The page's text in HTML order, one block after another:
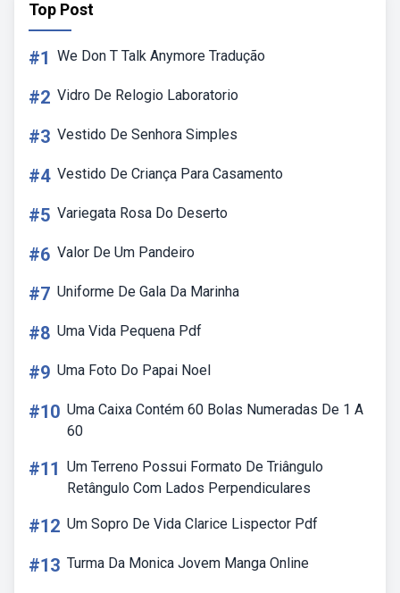
Top Post
#1 We Don T Talk Anymore Tradução
#2 Vidro De Relogio Laboratorio
#3 Vestido De Senhora Simples
#4 Vestido De Criança Para Casamento
#5 Variegata Rosa Do Deserto
#6 Valor De Um Pandeiro
#7 Uniforme De Gala Da Marinha
#8 Uma Vida Pequena Pdf
#9 Uma Foto Do Papai Noel
#10 Uma Caixa Contém 60 Bolas Numeradas De 1 A
60
#11 Um Terreno Possui Formato De Triângulo
Retângulo Com Lados Perpendiculares
#12 Um Sopro De Vida Clarice Lispector Pdf
#13 Turma Da Monica Jovem Manga Online